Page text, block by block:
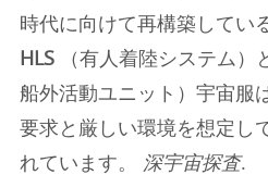
時代に向けて再構築してい
HLS （有人着陸システム）
船外活動ユニット）宇宙服
要求と厳しい環境を想定し
れています。 深宇宙探査.